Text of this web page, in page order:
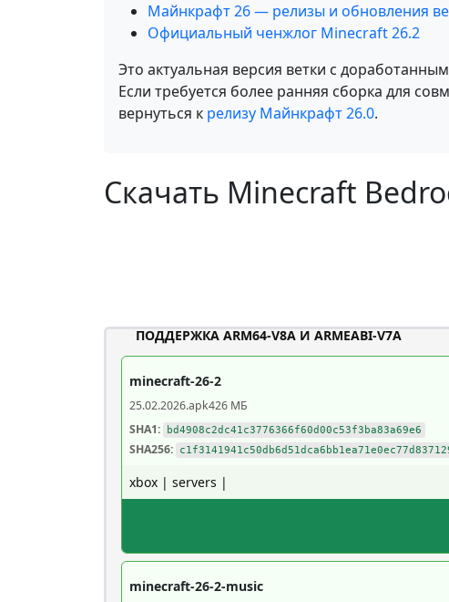
Майнкрафт 26 — релизы и обновления
Официальный ченжлог Minecraft 26.2
Это актуальная версия ветки с
Если требуется более ранняя сборка для
вернуться к релизу Майнкрафт 26.0.
Скачать Minecraft
ПОДДЕРЖКА ARM64-V8A И ARMEABI-V7A
minecraft-26-2
25.02.2026.apk426 МБ
SHA1:
bd4908c2dc41c3776366f60d00c53f3ba83a69e6
SHA256:
xbox | servers |
minecraft-26-2-music